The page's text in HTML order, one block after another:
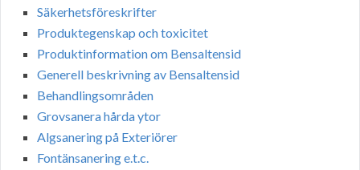
Säkerhetsföreskrifter
Produktegenskap och toxicitet
Produktinformation om Bensaltensid
Generell beskrivning av Bensaltensid
Behandlingsområden
Grovsanera hårda ytor
Algsanering på Exteriörer
Fontänsanering e.t.c.